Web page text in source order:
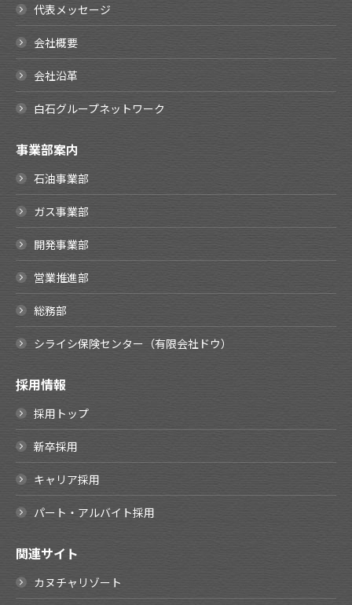
代表メッセージ
会社概要
会社沿革
白石グループネットワーク
事業部案内
石油事業部
ガス事業部
開発事業部
営業推進部
総務部
シライシ保険センター（有限会社ドウ）
採用情報
採用トップ
新卒採用
キャリア採用
パート・アルバイト採用
関連サイト
カヌチャリゾート